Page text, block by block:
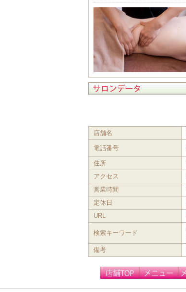
店舗名
電話番号
住所
アクセス
営業時間
定休日
URL
検索キーワード
備考